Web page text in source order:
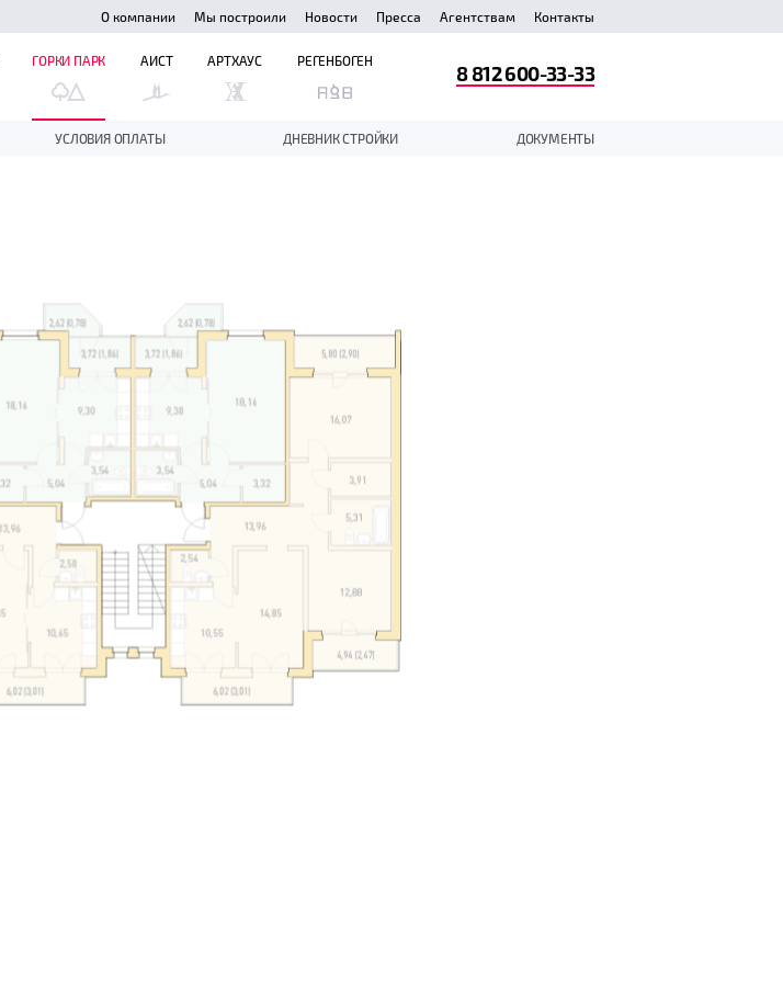
О компании Мы построили Новости Пресса Агентствам Контакты
ГОРКИ ПАРК
УСЛОВИЯ ОПЛАТЫ ДНЕВНИК СТРОЙКИ ДОКУМЕНТЫ
АИСТ АРТХАУС РЕГЕНБОГЕН
8 812 600-33-33